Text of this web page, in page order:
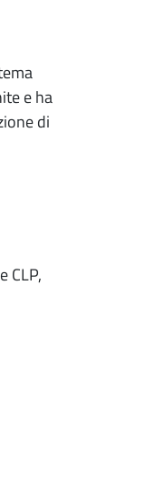
e ha
di
CLP,